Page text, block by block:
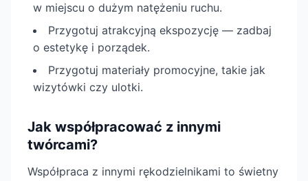
w miejscu o dużym natężeniu ruchu.
Przygotuj atrakcyjną ekspozycję — zadbaj
o estetykę i porządek.
Przygotuj materiały promocyjne, takie jak
wizytówki czy ulotki.
Jak współpracować z innymi
twórcami?
Współpraca z innymi rękodzielnikami to świetny